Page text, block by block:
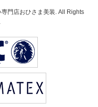
門店おひさま美装. All Rights